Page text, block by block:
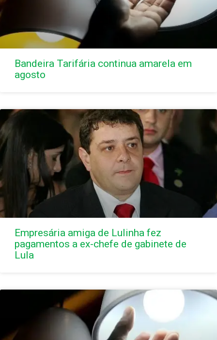
Bandeira Tarifária continua amarela em
agosto
Empresária amiga de Lulinha fez
pagamentos a ex-chefe de gabinete de
Lula